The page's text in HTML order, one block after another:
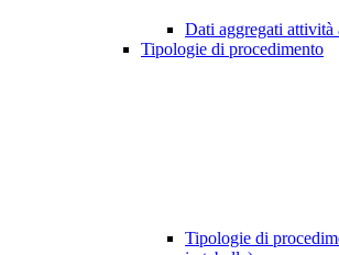
Dati aggregati attività
Tipologie di procedimento
Tipologie di